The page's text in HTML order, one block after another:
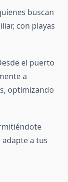
buscan
con playas
el puerto
a
optimizando
a tus